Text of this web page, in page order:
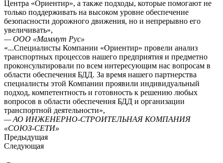
Центра «Ориентир», а также подходы, которые помогают не
только поддерживать на высоком уровне обеспечение
безопасности дорожного движения, но и непрерывно его
увеличивать»,
— ООО «Маммут Рус»
«...Специалисты Компании «Ориентир» провели анализ
транспортных процессов нашего предприятия и предметно
проконсультировали по всем интересующим нас вопросам в
области обеспечения БДД. За время нашего партнерства
специалисты этой Компании проявили индивидуальный
подход, компетентность и готовность к решению любых
вопросов в области обеспечения БДД и организации
транспортной деятельности»,
— АО ИНЖЕНЕРНО-СТРОИТЕЛЬНАЯ КОМПАНИЯ
«СОЮЗ-СЕТИ»
Предыдущая
Следующая